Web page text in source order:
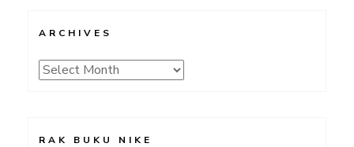
ARCHIVES
Archives
RAK BUKU NIKE